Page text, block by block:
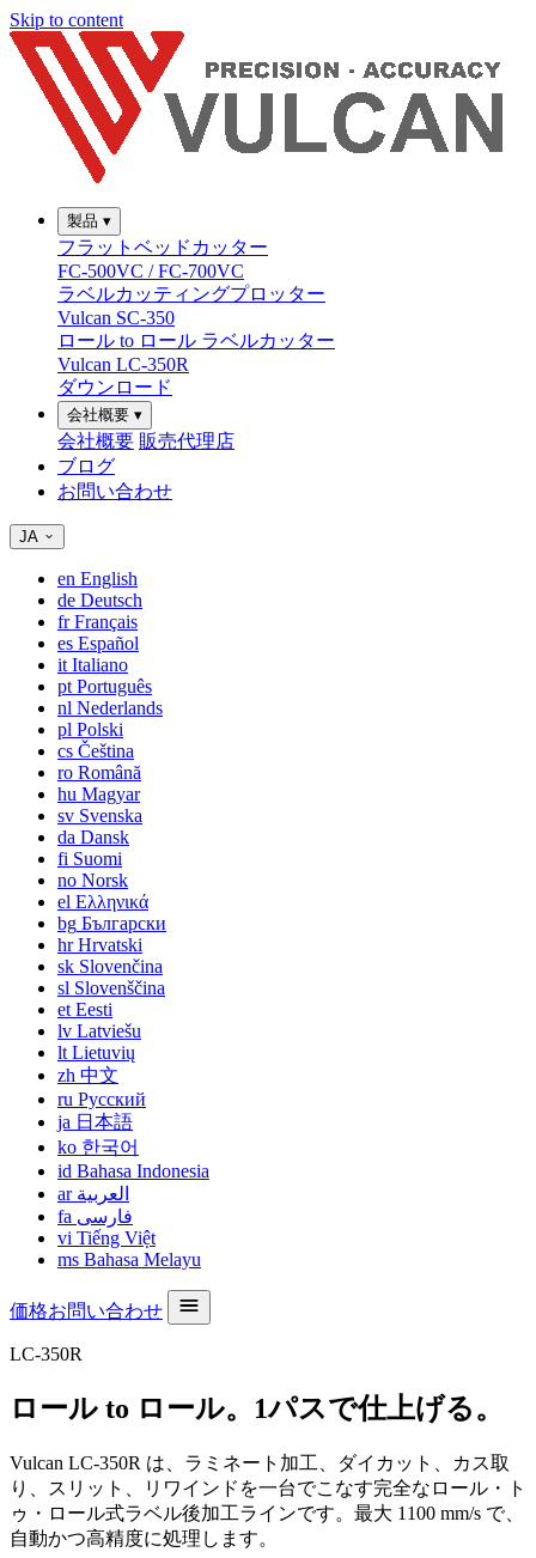
Skip to content
製品 ▾
フラットベッドカッター
FC-500VC / FC-700VC
ラベルカッティングプロッター
Vulcan SC-350
ロール to ロール ラベルカッター
Vulcan LC-350R
ダウンロード
会社概要 ▾
会社概要 販売代理店
ブログ
お問い合わせ
JA
en English
de Deutsch
frFrançais
es Español
it Italiano
pt Português
nl Nederlands
pl Polski
cs Čeština
ro Română
hu Magyar
sv Svenska
da Dansk
fi Suomi
no Norsk
el Ελληνικά
bg Български
hrHrvatski
sk Slovenčina
sl Slovenščina
et Eesti
lv Latviešu
lt Lietuvių
zh 中文
ru Русский
ja 日本語
ko 한국어
id Bahasa Indonesia
ar العربية
fa فارسی
vi Tiếng Việt
ms Bahasa Melayu
価格お問い合わせ
LC-350R
ロール to ロール。1パスで仕上げる。
Vulcan LC-350R は、ラミネート加工、ダイカット、カス取
り、スリット、リワインドを一台でこなす完全なロール・ト
ゥ・ロール式ラベル後加工ラインです。最大 1100 mm/s で、
自動かつ高精度に処理します。